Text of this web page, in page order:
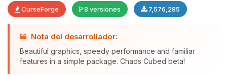
CurseForge 8 versiones 7,576,285
Nota del desarrollador:
Beautiful graphics, speedy performance and familiar
features in a simple package. Chaos Cubed beta!